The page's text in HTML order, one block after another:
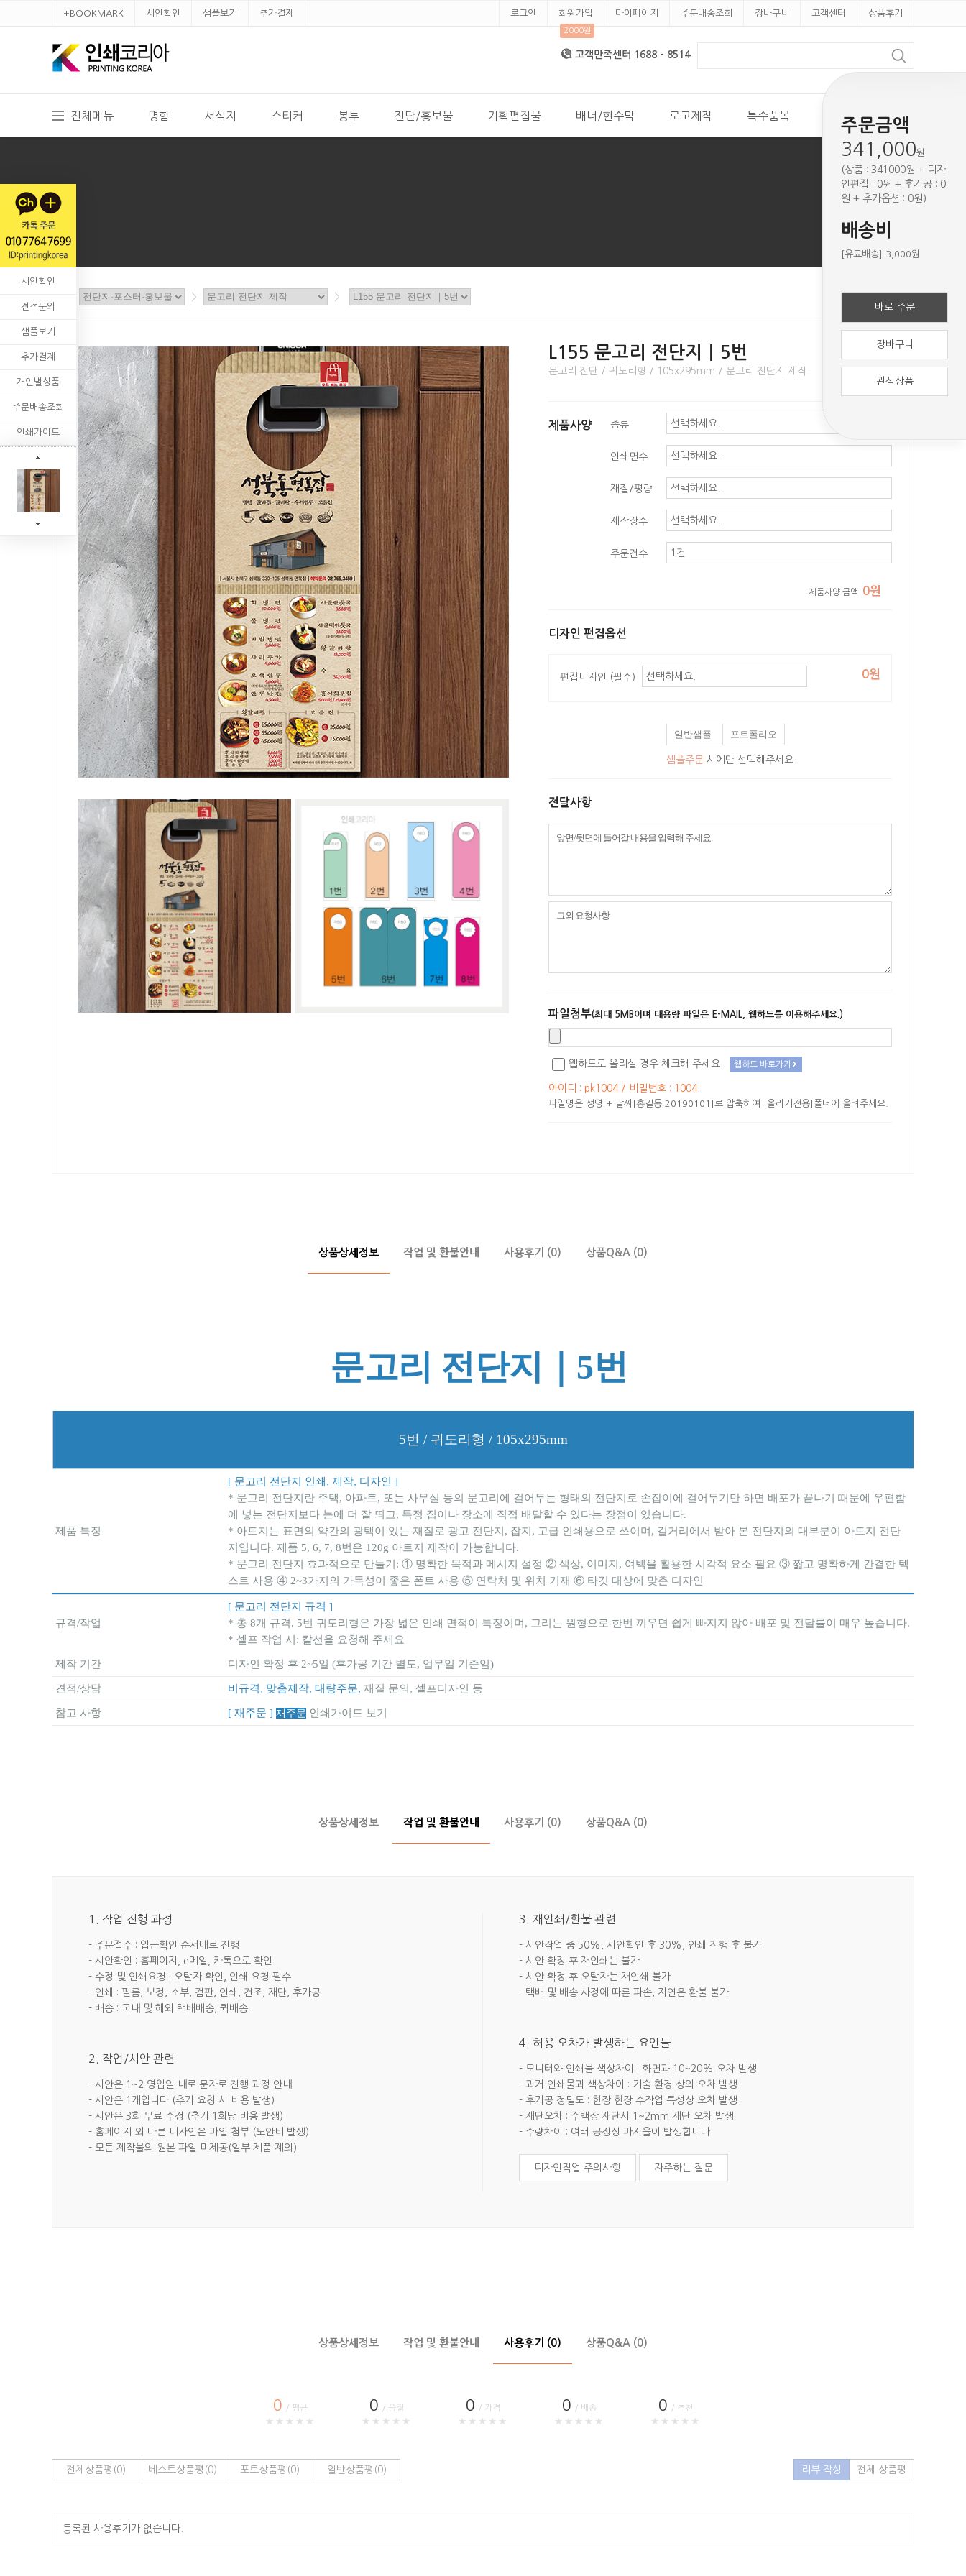
+BOOKMARK 시안확인 샘플보기 추가결제 로그인 회원가입
2000원
마이페이지 주문배송조회 장바구니 고객센터 상품후기
고객만족센터 1688 - 8514
전체메뉴 명함 서식지 스티커 봉투 전단/홍보물 기획편집물 배너/현수막 로고제작 특수품목 견적문의
> >
L155 문고리 전단지｜5번
문고리 전단 / 귀도리형 / 105x295mm / 문고리 전단지 제작
제품사양 종류
인쇄면수
재질/평량
제작장수
주문건수
제품사양 금액 0원
디자인 편집옵션
편집디자인 (필수) 0원
일반샘플 포트폴리오
샘플주문 시에만 선택해주세요.
전달사항
파일첨부(최대 5MB이며 대용량 파일은 E-MAIL, 웹하드를 이용해주세요.)
웹하드로 올리실 경우 체크해 주세요. 웹하드 바로가기
아이디 : pk1004 / 비밀번호 : 1004
파일명은 성명 + 날짜[홍길동 20190101]로 압축하여 [올리기전용]폴더에 올려주세요.
주문금액
341,000원
(상품 : 341000원 + 디자
인편집 : 0원 + 후가공 : 0
원 + 추가옵션 : 0원)
배송비
[유료배송] 3,000원
바로 주문
장바구니
관심상품
상품상세정보 작업 및 환불안내 사용후기 (0) 상품Q&A (0)
문고리 전단지｜5번
5번 / 귀도리형 / 105x295mm
제품 특징
[ 문고리 전단지 인쇄, 제작, 디자인 ]
* 문고리 전단지란 주택, 아파트, 또는 사무실 등의 문고리에 걸어두는 형태의 전단지로 손잡이에 걸어두기만 하면 배포가 끝나기 때문에 우편함
에 넣는 전단지보다 눈에 더 잘 띄고, 특정 집이나 장소에 직접 배달할 수 있다는 장점이 있습니다.
* 아트지는 표면의 약간의 광택이 있는 재질로 광고 전단지, 잡지, 고급 인쇄용으로 쓰이며, 길거리에서 받아 본 전단지의 대부분이 아트지 전단
지입니다. 제품 5, 6, 7, 8번은 120g 아트지 제작이 가능합니다.
* 문고리 전단지 효과적으로 만들기: ① 명확한 목적과 메시지 설정 ② 색상, 이미지, 여백을 활용한 시각적 요소 필요 ③ 짧고 명확하게 간결한 텍
스트 사용 ④ 2~3가지의 가독성이 좋은 폰트 사용 ⑤ 연락처 및 위치 기재 ⑥ 타깃 대상에 맞춘 디자인
규격/작업
[ 문고리 전단지 규격 ]
* 총 8개 규격. 5번 귀도리형은 가장 넓은 인쇄 면적이 특징이며, 고리는 원형으로 한번 끼우면 쉽게 빠지지 않아 배포 및 전달률이 매우 높습니다.
* 셀프 작업 시: 칼선을 요청해 주세요
제작 기간 디자인 확정 후 2~5일 (후가공 기간 별도, 업무일 기준임)
견적/상담 비규격, 맞춤제작, 대량주문, 재질 문의, 셀프디자인 등
참고 사항 [ 재주문 ] 재주문 인쇄가이드 보기
상품상세정보 작업 및 환불안내 사용후기 (0) 상품Q&A (0)
1. 작업 진행 과정
- 주문접수 : 입금확인 순서대로 진행
- 시안확인 : 홈페이지, e메일, 카톡으로 확인
- 수정 및 인쇄요청 : 오탈자 확인, 인쇄 요청 필수
- 인쇄 : 필름, 보정, 소부, 검판, 인쇄, 건조, 재단, 후가공
- 배송 : 국내 및 해외 택배배송, 퀵배송
2. 작업/시안 관련
- 시안은 1~2 영업일 내로 문자로 진행 과정 안내
- 시안은 1개입니다 (추가 요청 시 비용 발생)
- 시안은 3회 무료 수정 (추가 1회당 비용 발생)
- 홈페이지 외 다른 디자인은 파일 첨부 (도안비 발생)
- 모든 제작물의 원본 파일 미제공(일부 제품 제외)
3. 재인쇄/환불 관련
- 시안작업 중 50%, 시안확인 후 30%, 인쇄 진행 후 불가
- 시안 확정 후 재인쇄는 불가
- 시안 확정 후 오탈자는 재인쇄 불가
- 택배 및 배송 사정에 따른 파손, 지연은 환불 불가
4. 허용 오차가 발생하는 요인들
- 모니터와 인쇄물 색상차이 : 화면과 10~20% 오차 발생
- 과거 인쇄물과 색상차이 : 기술 환경 상의 오차 발생
- 후가공 정밀도 : 한장 한장 수작업 특성상 오차 발생
- 재단오차 : 수백장 재단시 1~2mm 재단 오차 발생
- 수량차이 : 여러 공정상 파지율이 발생합니다
디자인작업 주의사항 자주하는 질문
상품상세정보 작업 및 환불안내 사용후기 (0) 상품Q&A (0)
0 / 평균
★★★★★
0 / 품질
★★★★★
0 / 가격
★★★★★
0 / 배송
★★★★★
0 / 추천
★★★★★
전체상품평(0) 베스트상품평(0) 포토상품평(0) 일반상품평(0) 리뷰 작성 전체 상품평
등록된 사용후기가 없습니다.
시안확인
견적문의
샘플보기
추가결제
개인별상품
주문배송조회
인쇄가이드